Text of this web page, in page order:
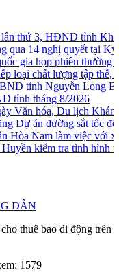
thứ 3, HĐND tỉnh
14 nghị quyết tại Kỳ
gia họp phiên thường
loại chất lượng tập thể,
tỉnh Nguyễn Long
tỉnh tháng 8/2026
Văn hóa, Du lịch
Dự án đường sắt tốc
Hòa Nam làm việc với
kiểm tra tình hình
DÂN
thuê bao di động trên
1579